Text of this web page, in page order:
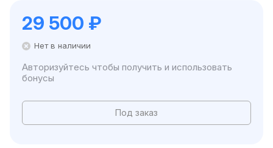
29 500 ₽
Нет в наличии
Авторизуйтесь чтобы получить и использовать
бонусы
Под заказ